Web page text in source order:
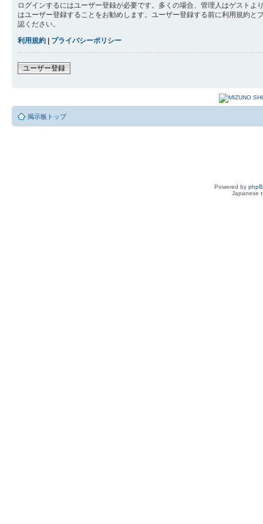
ログインするにはユーザー登録が必要です。多くの場合、管理人はゲスト
はユーザー登録することをお勧めします。ユーザー登録する前に利用規約
認ください。
利用規約 | プライバシーポリシー
ユーザー登録
掲示板トップ
Powered by
Japanese